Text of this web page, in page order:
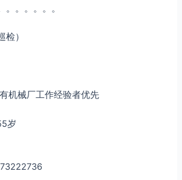
。。。。。。
检）
机械厂工作经验者优先
岁